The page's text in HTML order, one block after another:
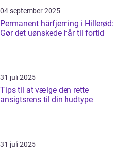
04 september 2025
Permanent hårfjerning i Hillerød:
Gør det uønskede hår til fortid
31 juli 2025
Tips til at vælge den rette
ansigtsrens til din hudtype
31 juli 2025